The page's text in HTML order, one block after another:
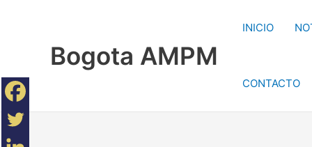
Bogota AMPM
INICIO
CONTACTO